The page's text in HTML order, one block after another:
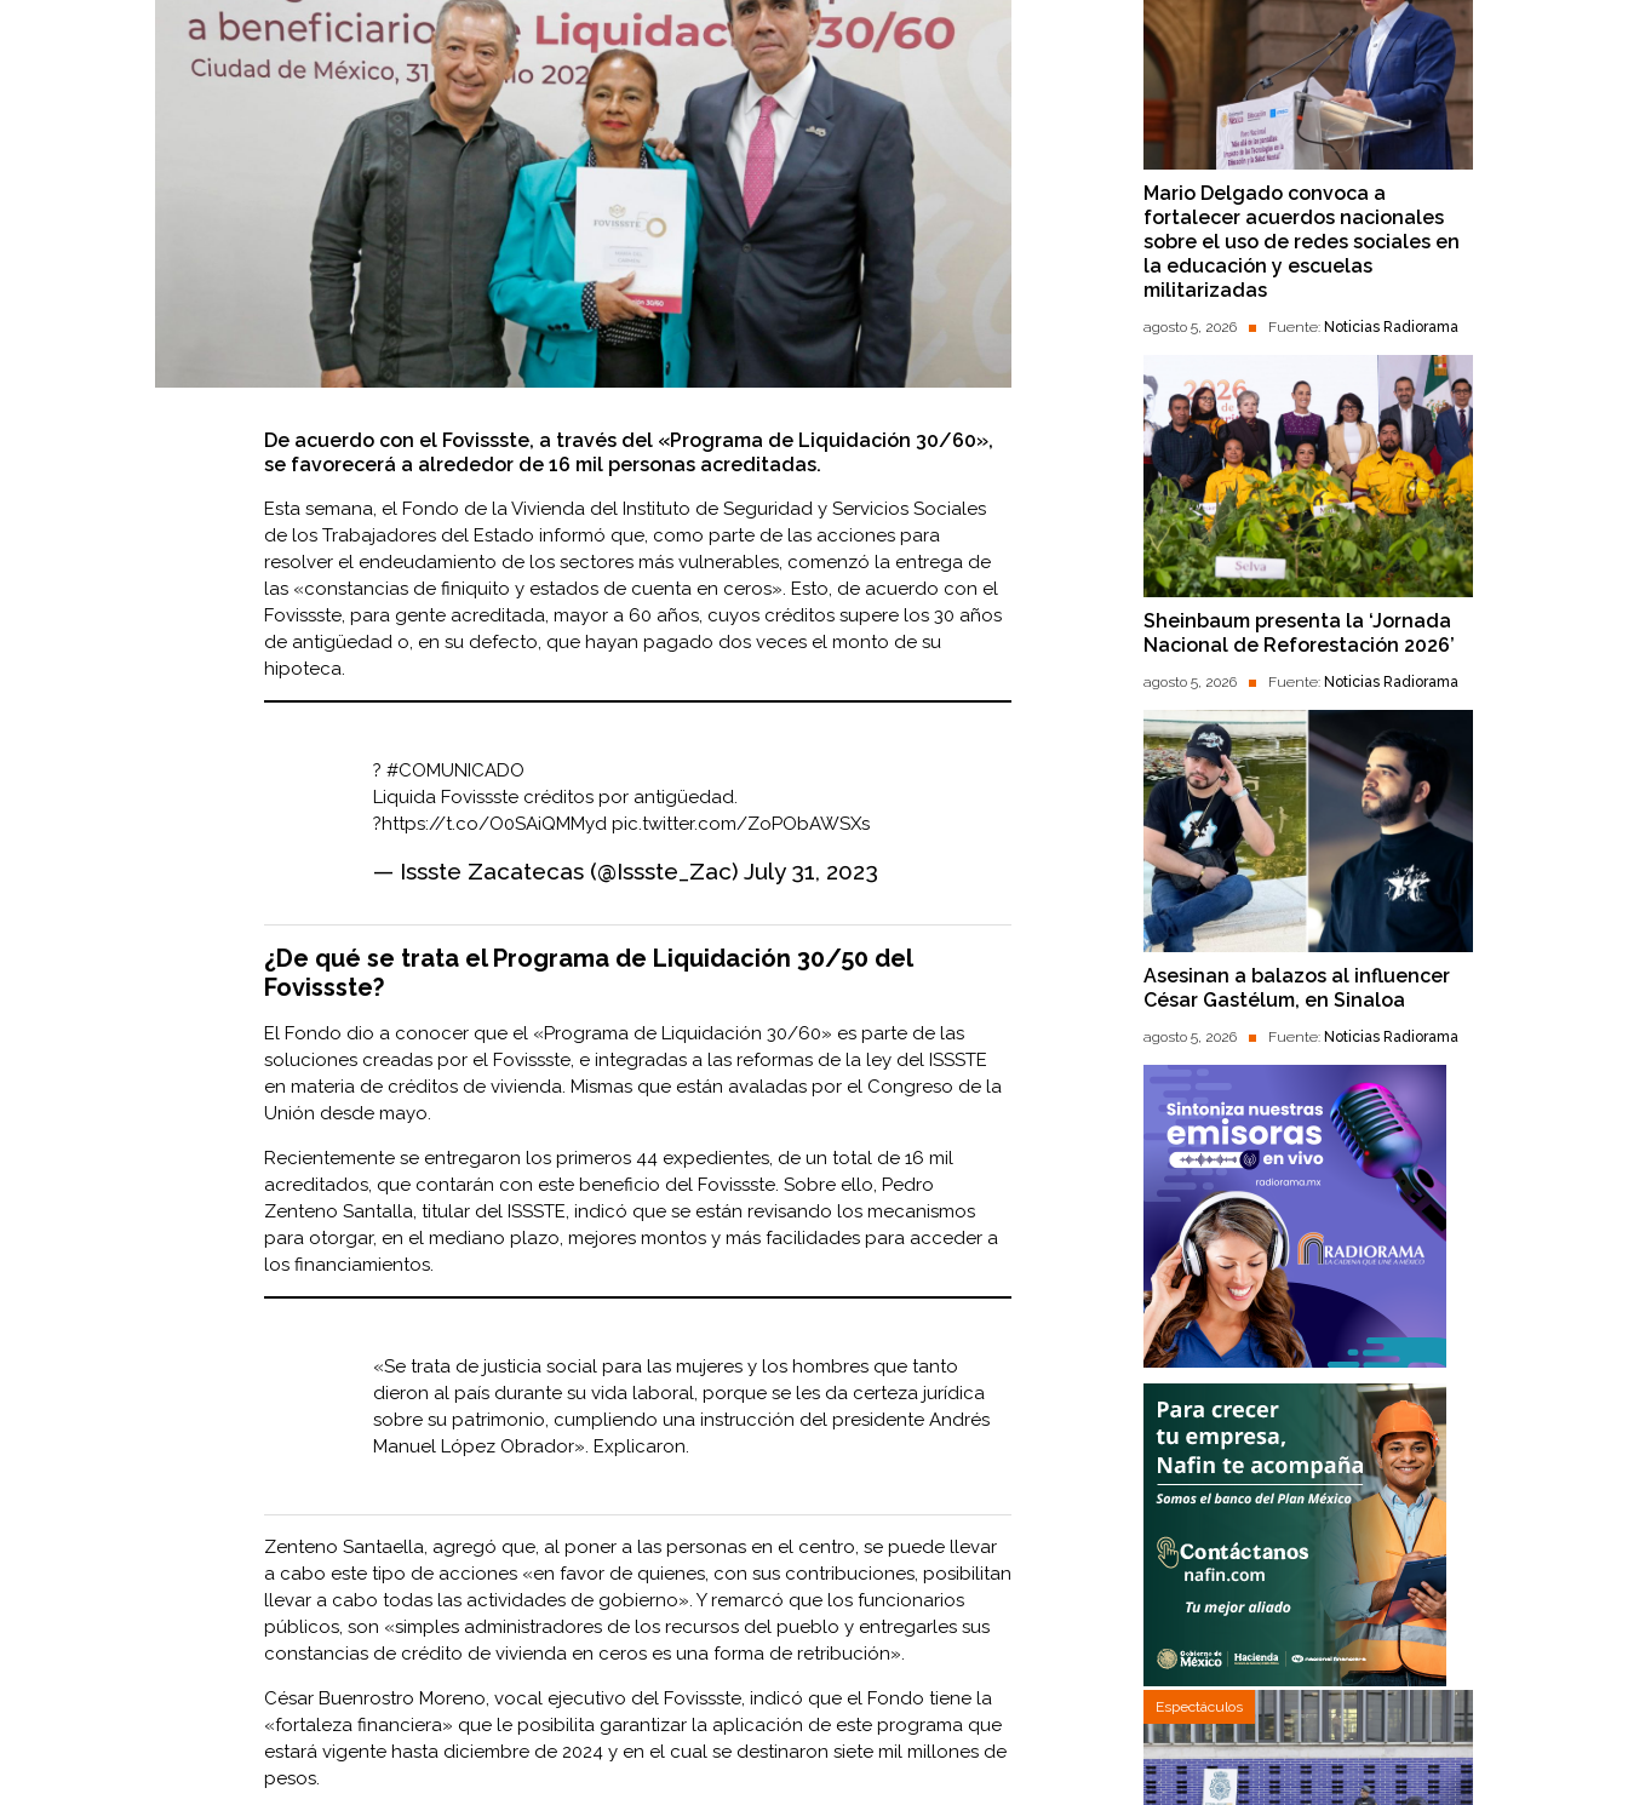
De acuerdo con el Fovissste, a través del «Programa de Liquidación 30/60»,
se favorecerá a alrededor de 16 mil personas acreditadas.
Esta semana, el Fondo de la Vivienda del Instituto de Seguridad y Servicios Sociales
de los Trabajadores del Estado informó que, como parte de las acciones para
resolver el endeudamiento de los sectores más vulnerables, comenzó la entrega de
las «constancias de finiquito y estados de cuenta en ceros». Esto, de acuerdo con el
Fovissste, para gente acreditada, mayor a 60 años, cuyos créditos supere los 30 años
de antigüedad o, en su defecto, que hayan pagado dos veces el monto de su
hipoteca.
? #COMUNICADO
Liquida Fovissste créditos por antigüedad.
?https://t.co/O0SAiQMMyd pic.twitter.com/ZoPObAWSXs
— Issste Zacatecas (@Issste_Zac) July 31, 2023
¿De qué se trata el Programa de Liquidación 30/50 del
Fovissste?
El Fondo dio a conocer que el «Programa de Liquidación 30/60» es parte de las
soluciones creadas por el Fovissste, e integradas a las reformas de la ley del ISSSTE
en materia de créditos de vivienda. Mismas que están avaladas por el Congreso de la
Unión desde mayo.
Recientemente se entregaron los primeros 44 expedientes, de un total de 16 mil
acreditados, que contarán con este beneficio del Fovissste. Sobre ello, Pedro
Zenteno Santalla, titular del ISSSTE, indicó que se están revisando los mecanismos
para otorgar, en el mediano plazo, mejores montos y más facilidades para acceder a
los financiamientos.
«Se trata de justicia social para las mujeres y los hombres que tanto
dieron al país durante su vida laboral, porque se les da certeza jurídica
sobre su patrimonio, cumpliendo una instrucción del presidente Andrés
Manuel López Obrador». Explicaron.
Zenteno Santaella, agregó que, al poner a las personas en el centro, se puede llevar
a cabo este tipo de acciones «en favor de quienes, con sus contribuciones, posibilitan
llevar a cabo todas las actividades de gobierno». Y remarcó que los funcionarios
públicos, son «simples administradores de los recursos del pueblo y entregarles sus
constancias de crédito de vivienda en ceros es una forma de retribución».
César Buenrostro Moreno, vocal ejecutivo del Fovissste, indicó que el Fondo tiene la
«fortaleza financiera» que le posibilita garantizar la aplicación de este programa que
estará vigente hasta diciembre de 2024 y en el cual se destinaron siete mil millones de
pesos.
Mario Delgado convoca a
fortalecer acuerdos nacionales
sobre el uso de redes sociales en
la educación y escuelas
militarizadas
agosto 5, 2026 Fuente: Noticias Radiorama
Sheinbaum presenta la ‘Jornada
Nacional de Reforestación 2026’
agosto 5, 2026 Fuente: Noticias Radiorama
Asesinan a balazos al influencer
César Gastélum, en Sinaloa
agosto 5, 2026 Fuente: Noticias Radiorama
Espectáculos